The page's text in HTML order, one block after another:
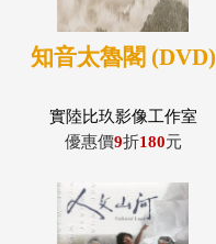
知音太魯閣 (DVD)
實陸比玖影像工作室
優惠價9折180元